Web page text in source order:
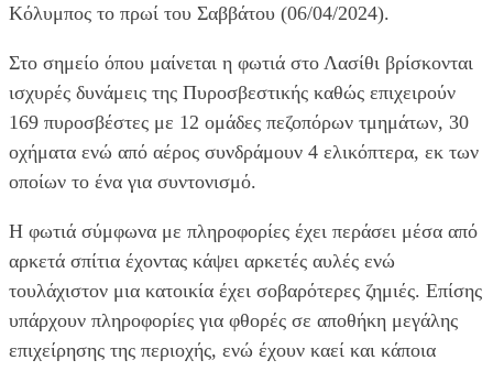
Κόλυμπος το πρωί του Σαββάτου (06/04/2024).
Στο σημείο όπου μαίνεται η φωτιά στο Λασίθι βρίσκονται
ισχυρές δυνάμεις της Πυροσβεστικής καθώς επιχειρούν
169 πυροσβέστες με 12 ομάδες πεζοπόρων τμημάτων, 30
οχήματα ενώ από αέρος συνδράμουν 4 ελικόπτερα, εκ των
οποίων το ένα για συντονισμό.
Η φωτιά σύμφωνα με πληροφορίες έχει περάσει μέσα από
αρκετά σπίτια έχοντας κάψει αρκετές αυλές ενώ
τουλάχιστον μια κατοικία έχει σοβαρότερες ζημιές. Επίσης
υπάρχουν πληροφορίες για φθορές σε αποθήκη μεγάλης
επιχείρησης της περιοχής, ενώ έχουν καεί και κάποια